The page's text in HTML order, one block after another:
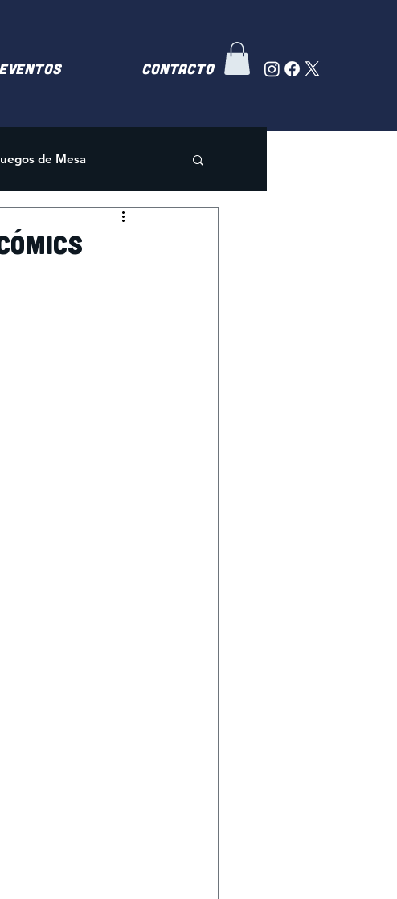
EVENTOS Contacto
de Mesa